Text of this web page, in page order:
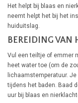
Het helpt bij blaas en
neemt helpt het bij het
huiduitslag.
BEREIDING VAN
Vul een teiltje of emmer
heet water toe (om de
lichaamstemperatuur.
tijdens het baden. Baad
uur bij blaas en